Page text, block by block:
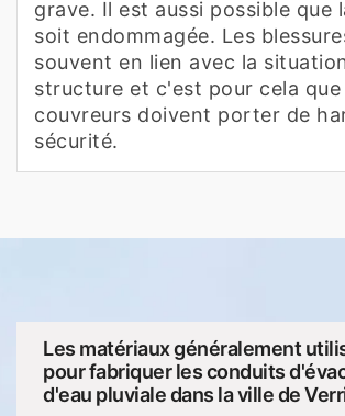
grave. Il est aussi possible que
soit endommagée. Les
souvent en lien avec la
structure et c'est pour cela que
couvreurs doivent porter de
sécurité.
Les matériaux généralement
pour fabriquer les conduits
d'eau pluviale dans la ville de